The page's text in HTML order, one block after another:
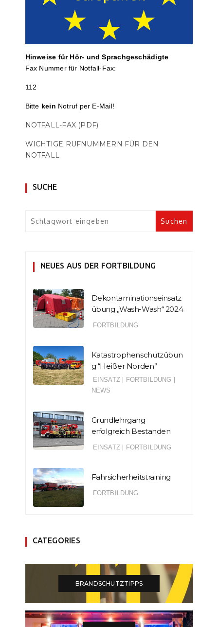
Hinweise für Hör- und Sprach­ge­schä­digte
Fax Nummer für Notfall-Fax:
112
Bitte kein Notruf per E-Mail!
NOTFALL-FAX (PDF)
WICHTIGE RUFNUMMERN FÜR DEN
NOTFALL
SUCHE
NEUES AUS DER FORTBILDUNG
Dekontaminationseinsatz
übung „Wash-Wash“ 2024
FORTBILDUNG
Katastrophenschutzübun
g “Heißer Norden”
EINSATZ FORTBILDUNG
NEWS
Grundlehrgang
erfolgreich Bestanden
EINSATZ FORTBILDUNG
Fahrsicherheitstraining
FORTBILDUNG
CATEGORIES
BRANDSCHUTZTIPPS